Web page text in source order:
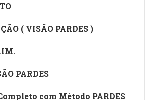
( VISÃO PARDES )
PARDES
com Método PARDES